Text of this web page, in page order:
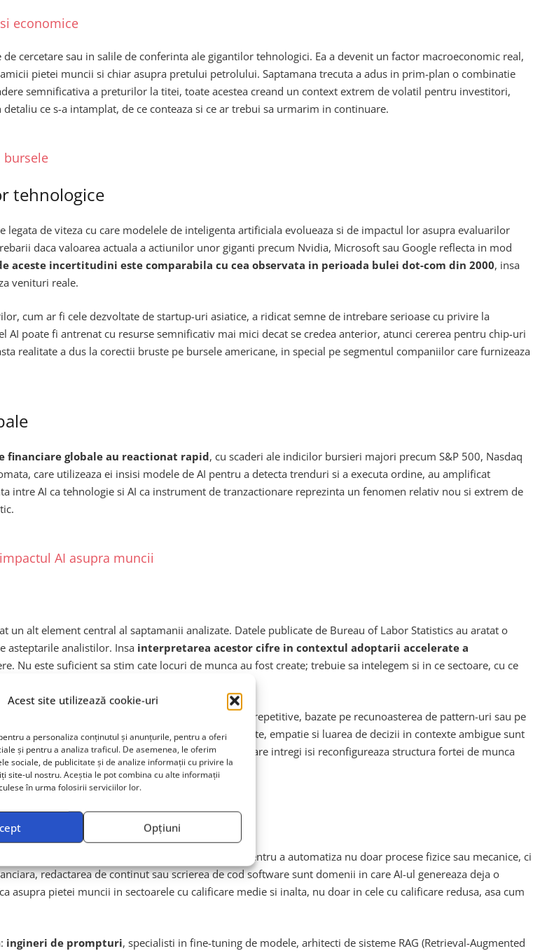
Acest site utilizează cookie-uri
a personaliza conținutul și anunțurile, pentru a oferi
și pentru a analiza traficul. De asemenea, le oferim
sociale, de publicitate și de analize informații cu privire la
site-ul nostru. Aceștia le pot combina cu alte informații
în urma folosirii serviciilor lor.
Opțiuni
economice
cercetare sau in salile de conferinta ale gigantilor tehnologici. Ea a devenit un factor macroeconomic real,
pietei muncii si chiar asupra pretului petrolului. Saptamana trecuta a adus in prim-plan o combinatie
semnificativa a preturilor la titei, toate acestea creand un context extrem de volatil pentru investitori,
ce s-a intamplat, de ce conteaza si ce ar trebui sa urmarim in continuare.
bursele
tehnologice
de viteza cu care modelele de inteligenta artificiala evolueaza si de impactul lor asupra evaluarilor
daca valoarea actuala a actiunilor unor giganti precum Nvidia, Microsoft sau Google reflecta in mod
aceste incertitudini este comparabila cu cea observata in perioada bulei dot-com din 2000, insa
venituri reale.
cum ar fi cele dezvoltate de startup-uri asiatice, a ridicat semne de intrebare serioase cu privire la
poate fi antrenat cu resurse semnificativ mai mici decat se credea anterior, atunci cererea pentru chip-uri
realitate a dus la corectii bruste pe bursele americane, in special pe segmentul companiilor care furnizeaza
financiare globale au reactionat rapid, cu scaderi ale indicilor bursieri majori precum S&P 500, Nasdaq
care utilizeaza ei insisi modele de AI pentru a detecta trenduri si a executa ordine, au amplificat
intre AI ca tehnologie si AI ca instrument de tranzactionare reprezinta un fenomen relativ nou si extrem de
AI asupra muncii
alt element central al saptamanii analizate. Datele publicate de Bureau of Labor Statistics au aratat o
asteptarile analistilor. Insa interpretarea acestor cifre in contextul adoptarii accelerate a
Nu este suficient sa stim cate locuri de munca au fost create; trebuie sa intelegem si in ce sectoare, cu ce
pe termen mediu si lung.
locurile de munca, ci le restructureaza. Sarcinile repetitive, bazate pe recunoasterea de pattern-uri sau pe
rolurile care presupun gandire critica, creativitate, empatie si luarea de decizii in contexte ambigue sunt
un proces de tranzitie accelerata, in care sectoare intregi isi reconfigureaza structura fortei de munca
ca inlocuitori ai angajatilor.
de munca
, adica utilizarea modelelor de AI pentru a automatiza nu doar procese fizice sau mecanice, ci
redactarea de continut sau scrierea de cod software sunt domenii in care AI-ul genereaza deja o
asupra pietei muncii in sectoarele cu calificare medie si inalta, nu doar in cele cu calificare redusa, asa cum
ingineri de prompturi, specialisti in fine-tuning de modele, arhitecti de sisteme RAG (Retrieval-Augmented